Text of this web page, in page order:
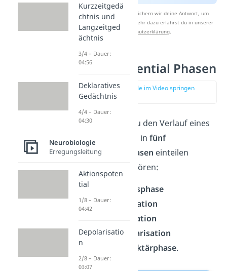
Nach Beantwortung speichern wir deine Antwort, um
Studyflix zu verbessern. Mehr dazu erfährst du in unserer
Datenschutzerklärung
Aktionspotential Phasen
zur Stelle im Video springen
(01:55)
Du siehst, dass du den Verlauf eines
Aktionspotentials in fünf
verschiedene Phasen einteilen
kannst. Dazu gehören:
die
Initiationsphase
dieDepolarisation
Repolarisation
dieHyperpolarisation
Refraktärphase.
Kurzzeitgedä
chtnis und
Langzeitged
ächtnis
3/4 – Dauer:
04:56
Deklaratives
Gedächtnis
4/4 – Dauer:
04:30
Neurobiologie
Erregungsleitung
Aktionspoten
tial
1/8 – Dauer:
04:42
Depolarisatio
n
2/8 – Dauer:
03:07